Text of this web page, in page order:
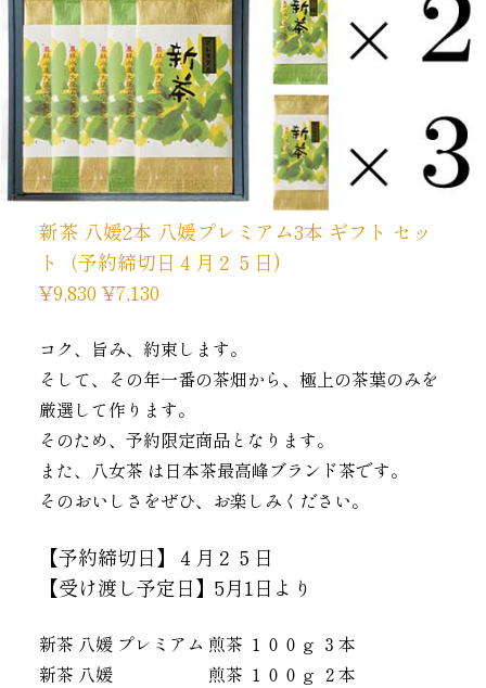
新茶 八媛2本 八媛プレミアム3本 ギフト セッ
ト（予約締切日４月２５日)
¥9,830 ¥7,130
コク、旨み、約束します。
そして、その年一番の茶畑から、極上の茶葉のみを
厳選して作ります。
そのため、予約限定商品となります。
また、八女茶 は日本茶最高峰ブランド茶です。
そのおいしさをぜひ、お楽しみください。
【予約締切日】４月２５日
【受け渡し予定日】5月1日より
新茶 八媛 プレミアム 煎茶 １００ｇ ３本
新茶 八媛 煎茶 １００ｇ ２本